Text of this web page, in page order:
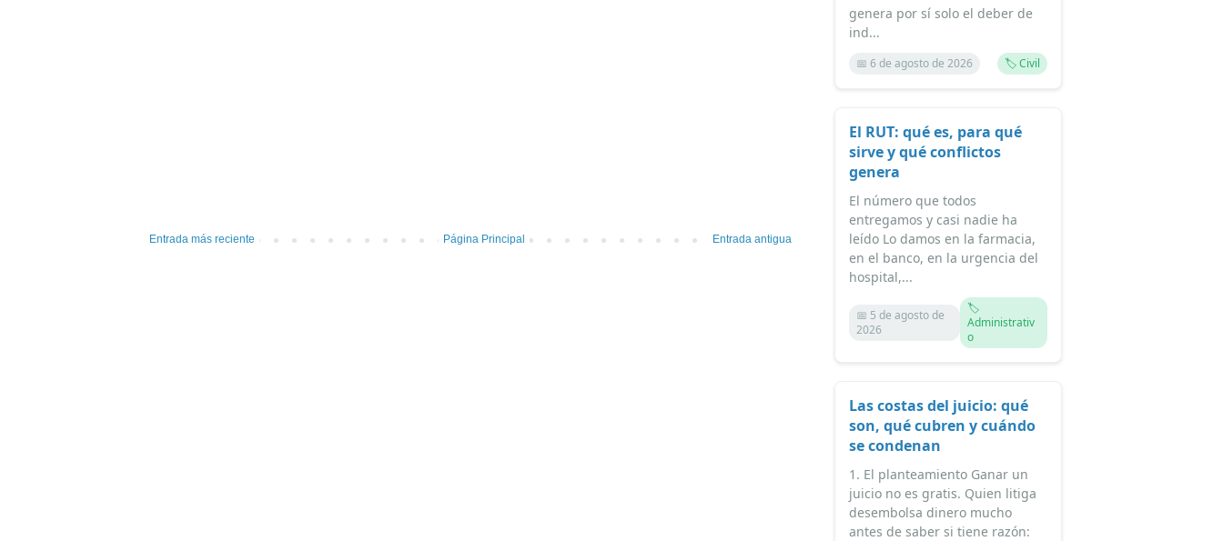
Entrada más reciente Entrada antigua
Página Principal
genera por sí solo el deber de
ind...
📅 6 de agosto de 2026 🏷️ Civil
El RUT: qué es, para qué
sirve y qué conflictos
genera
El número que todos
entregamos y casi nadie ha
leído Lo damos en la farmacia,
en el banco, en la urgencia del
hospital,...
📅 5 de agosto de
2026
🏷️
Administrativ
o
Las costas del juicio: qué
son, qué cubren y cuándo
se condenan
1. El planteamiento Ganar un
juicio no es gratis. Quien litiga
desembolsa dinero mucho
antes de saber si tiene razón: